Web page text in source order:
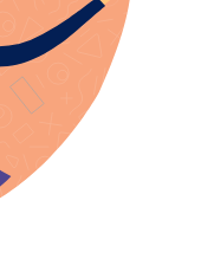
de inovação